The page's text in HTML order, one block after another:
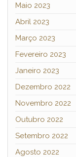
Maio 2023
Abril 2023
Março 2023
Fevereiro 2023
Janeiro 2023
Dezembro 2022
Novembro 2022
Outubro 2022
Setembro 2022
Agosto 2022